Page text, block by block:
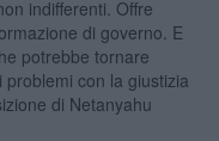
indifferenti. Offre
di governo. E
potrebbe tornare
con la giustizia
di Netanyahu